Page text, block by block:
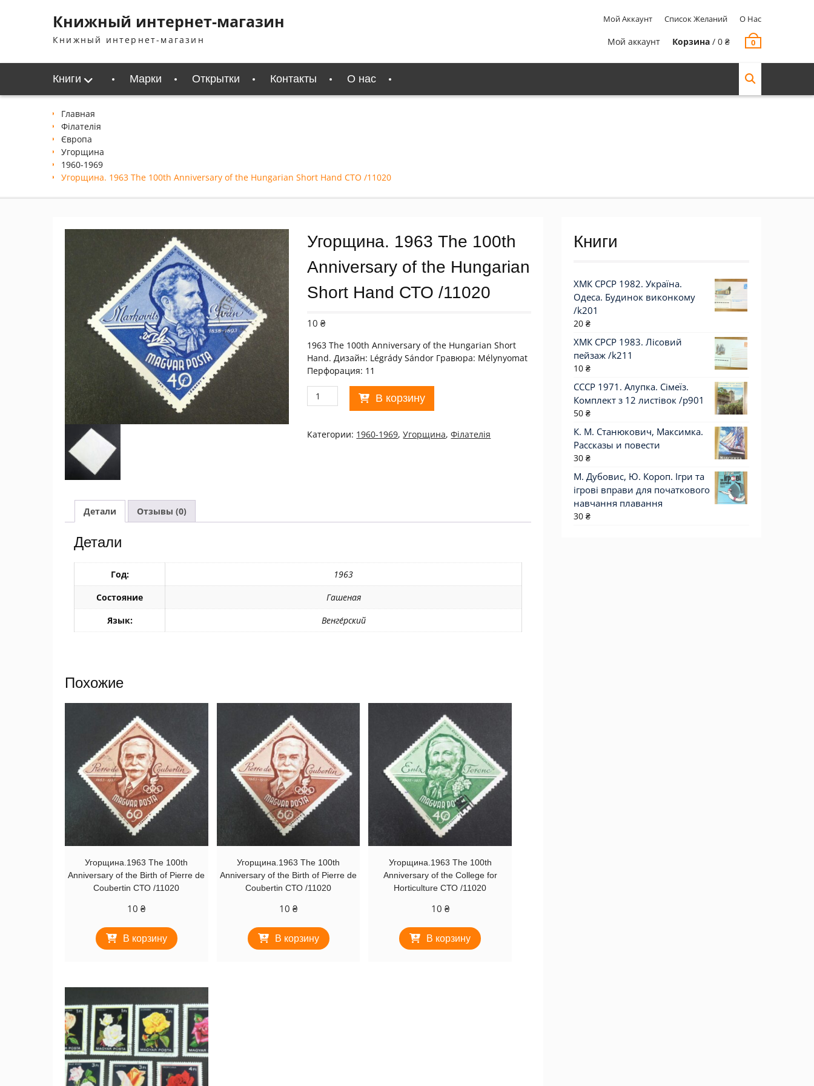
содержимомуКнижный интернет-магазин
Книжный интернет-магазин
Мой Аккаунт Список Желаний О Нас
Мой аккаунт Корзина / 0 ₴ 0
Книги Марки Открытки Контакты О нас
Главная
Філателія
Європа
Угорщина
1960-1969
Угорщина. 1963 The 100th Anniversary of the Hungarian Short Hand СТО /11020
Угорщина. 1963 The 100th
Anniversary of the Hungarian
Short Hand СТО /11020
10₴
1963 The 100th Anniversary of the Hungarian Short
Hand. Дизайн: Légrády Sándor Гравюра: Mélynyomat
Перфорация: 11
Количество
товара
1963
Short
В корзину
Категории: 1960-1969,Угорщина,Філателія
Детали Отзывы (0)
Детали
Год:
1963
Состояние
Гашеная
Язык:
Венге́рский
Похожие
Угорщина.1963 The 100th
Anniversary of the Birth of Pierre de
Coubertin СТО /11020
10₴
В корзину
Угорщина.1963 The 100th
Anniversary of the Birth of Pierre de
Coubertin СТО /11020
10 ₴
В корзину
Угорщина.1963 The 100th
Anniversary of the College for
Horticulture СТО /11020
10 ₴
В корзину
Книги
ХМК СРСР 1982. Україна.
Одеса. Будинок виконкому
/k201
20 ₴
ХМК СРСР 1983. Лісовий
пейзаж /k211
10 ₴
СССР 1971. Алупка. Сімеїз.
Комплект з 12 листівок /р901
50 ₴
К. М. Станюкович, Максимка.
Рассказы и повести
30 ₴
М. Дубовис, Ю. Короп. Ігри та
ігрові вправи для початкового
навчання плавання
30 ₴